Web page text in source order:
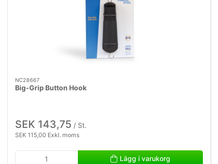
NC28667
Big-Grip Button Hook
SEK 143,75 / St.
SEK 115,00 Exkl. moms
Lägg i varukorg